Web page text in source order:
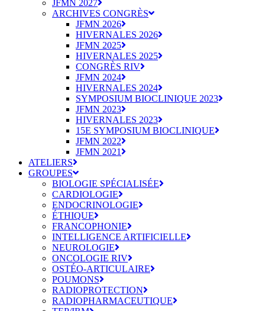
JFMN 2027
ARCHIVES CONGRÈS
JFMN 2026
HIVERNALES 2026
JFMN 2025
HIVERNALES 2025
CONGRÈS RIV
JFMN 2024
HIVERNALES 2024
SYMPOSIUM BIOCLINIQUE 2023
JFMN 2023
HIVERNALES 2023
15E SYMPOSIUM BIOCLINIQUE
JFMN 2022
JFMN 2021
ATELIERS
GROUPES
BIOLOGIE SPÉCIALISÉE
CARDIOLOGIE
ENDOCRINOLOGIE
ÉTHIQUE
FRANCOPHONIE
INTELLIGENCE ARTIFICIELLE
NEUROLOGIE
ONCOLOGIE RIV
OSTÉO-ARTICULAIRE
POUMONS
RADIOPROTECTION
RADIOPHARMACEUTIQUE